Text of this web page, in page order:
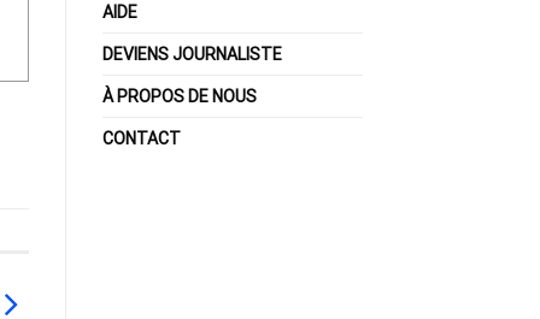
AIDE
DEVIENS JOURNALISTE
À PROPOS DE NOUS
CONTACT